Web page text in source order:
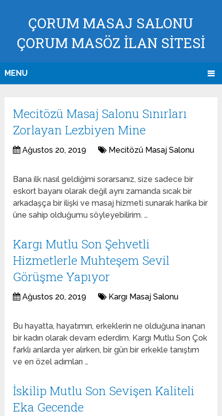
ÇORUM MASAJ SALONU
ÇORUM MASÖZ İLAN SİTESİ
MENU
Mecitözü Masaj Salonu Sınırları
Zorlayan Lezbiyen Mine
Ağustos 20, 2019 Mecitözü Masaj Salonu
Bana ilk nasıl geldiğimi sorarsanız, size sadece bir
eskort bayanı olarak değil aynı zamanda sıcak bir
arkadaşça bir ilişki ve masaj hizmeti sunarak harika bir
üne sahip olduğumu söyleyebilirim. …
Kargı Mutlu Son Şehvetli
Hizmetlerle Muhteşem Sevil
Görüşme Yapıyor
Ağustos 20, 2019 Kargı Masaj Salonu
Bu hayatta, hayatımın, erkeklerin ne olduğuna inanan
bir kadın olarak devam ederdim. Kargı Mutlu Son Çok
farklı anlarda yer alırken, bir gün bir erkekle tanıştım
ve en özel adımları …
İskilip Mutlu Son Sevişen Kaliteli
Eka Gecende